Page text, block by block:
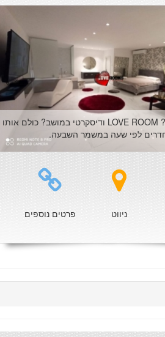
אהבה במושב? LOVE ROOM ודיסקרטי במושב? כולם אותו
לפי שעה במשמר השבעה.
ניווט פרטים נוספים